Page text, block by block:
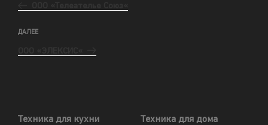
ДАЛЕЕ
Техника для кухни Техника для дома